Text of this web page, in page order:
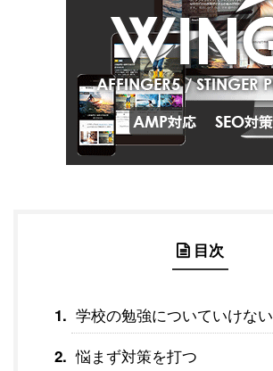
目次
学校の勉強についていけない
悩まず対策を打つ